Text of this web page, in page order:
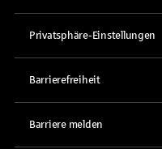
Privatsphäre-Einstellungen
Barrierefreiheit
Barriere melden